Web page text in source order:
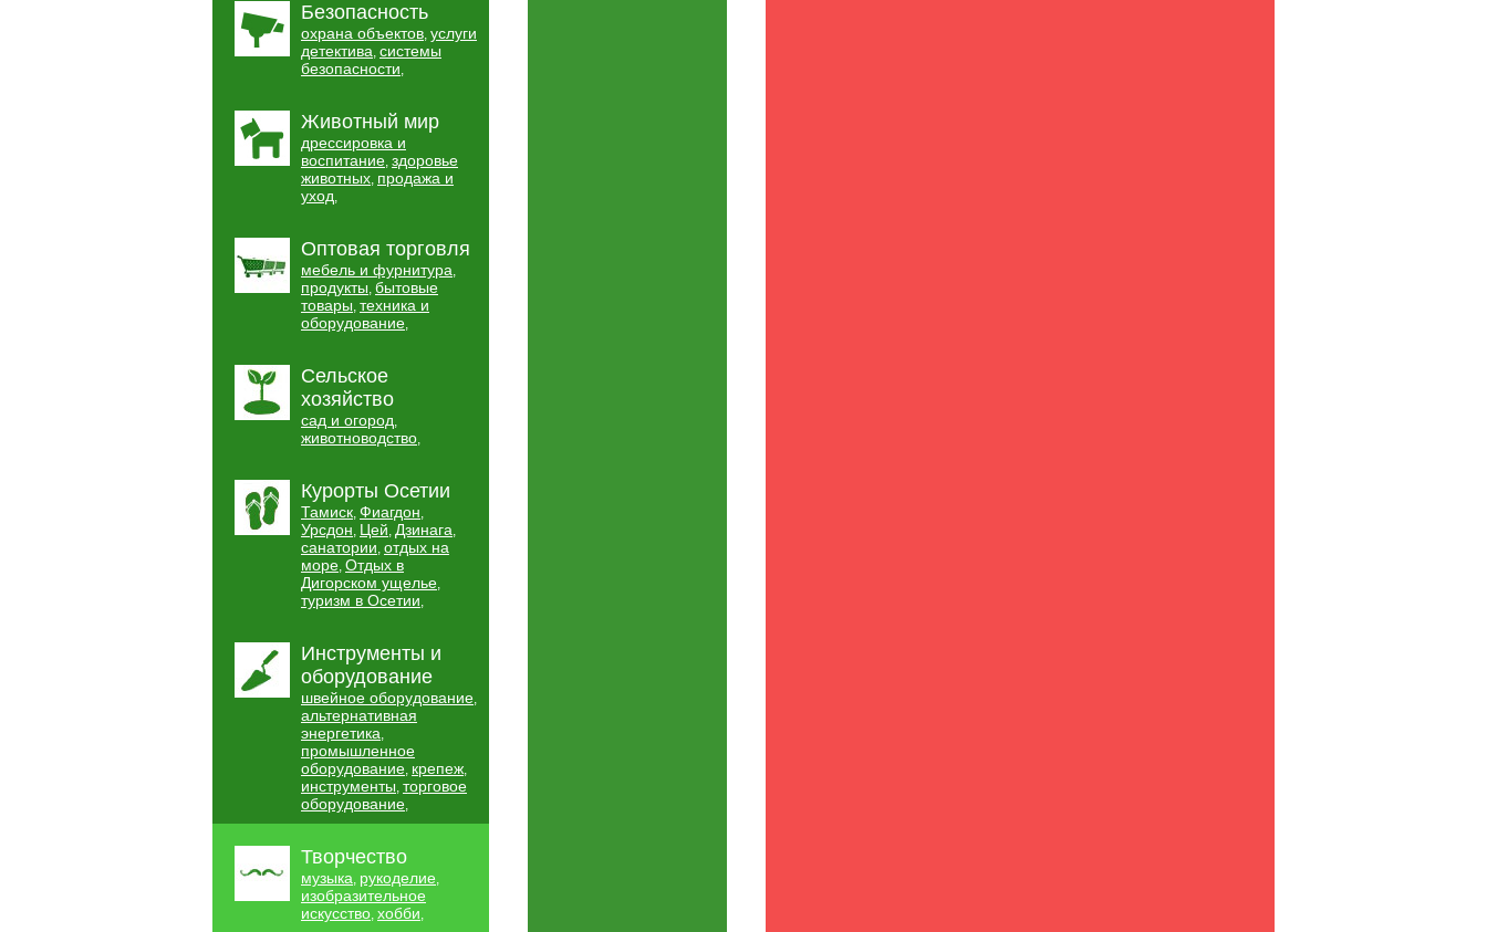
Безопасность
охрана объектов, услуги
детектива, системы
безопасности,
Животный мир
дрессировка и
воспитание, здоровье
животных, продажа и
уход,
Оптовая торговля
мебель и фурнитура,
продукты, бытовые
товары, техника и
оборудование,
Сельское
хозяйство
сад и огород,
животноводство,
Курорты Осетии
Тамиск, Фиагдон,
Урсдон, Цей, Дзинага,
санатории, отдых на
море, Отдых в
Дигорском ущелье,
туризм в Осетии,
Инструменты и
оборудование
швейное оборудование,
альтернативная
энергетика,
промышленное
оборудование, крепеж,
инструменты, торговое
оборудование,
Творчество
музыка, рукоделие,
изобразительное
искусство, хобби,